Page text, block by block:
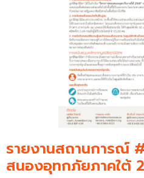
รายงานสถานการณ์
สนองอุทกภัยภาคใต้